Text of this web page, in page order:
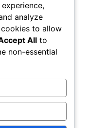
INVIA
analyze
to allow
All to
non-essential